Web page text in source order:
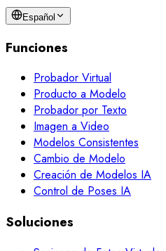
Español
Funciones
Probador Virtual
Producto a Modelo
Probador por Texto
Imagen a Video
Modelos Consistentes
Cambio de Modelo
Creación de Modelos IA
Control de Poses IA
Soluciones